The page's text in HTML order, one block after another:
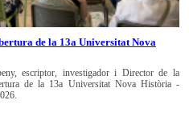
de la 13a Universitat Nova
escriptor, investigador i Director de la
de la 13a Universitat Nova Història -